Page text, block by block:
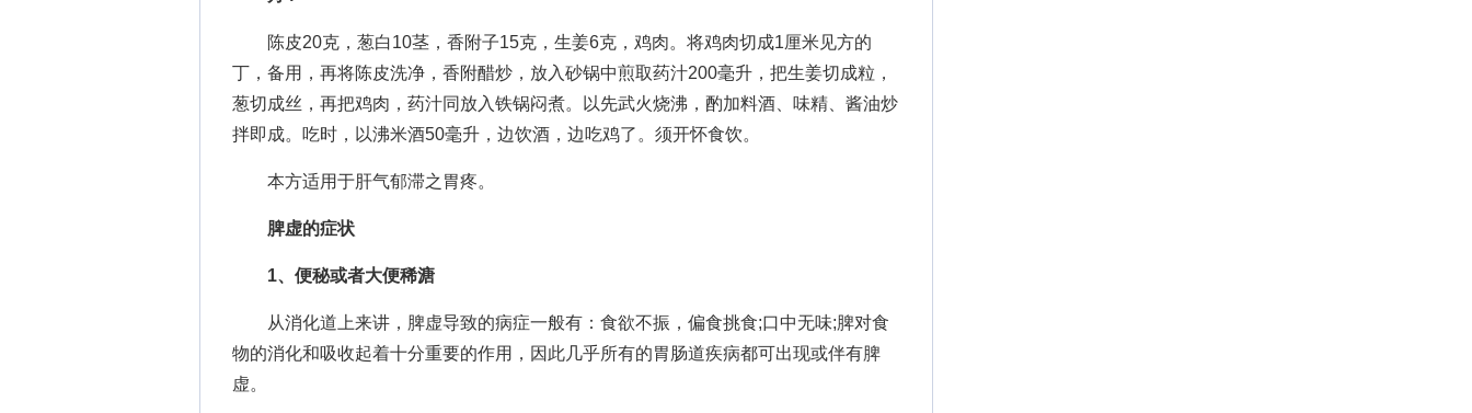
陈皮20克，葱白10茎，香附子15克，生姜6克，鸡肉。将鸡肉切成1厘米见方的
丁，备用，再将陈皮洗净，香附醋炒，放入砂锅中煎取药汁200毫升，把生姜切成粒，
葱切成丝，再把鸡肉，药汁同放入铁锅闷煮。以先武火烧沸，酌加料酒、味精、酱油炒
拌即成。吃时，以沸米酒50毫升，边饮酒，边吃鸡了。须开怀食饮。
本方适用于肝气郁滞之胃疼。
脾虚的症状
1、便秘或者大便稀溏
从消化道上来讲，脾虚导致的病症一般有：食欲不振，偏食挑食;口中无味;脾对食
物的消化和吸收起着十分重要的作用，因此几乎所有的胃肠道疾病都可出现或伴有脾
虚。